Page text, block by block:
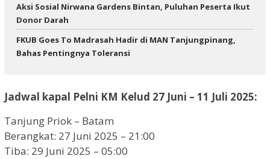
Aksi Sosial Nirwana Gardens Bintan, Puluhan Peserta Ikut
Donor Darah
FKUB Goes To Madrasah Hadir di MAN Tanjungpinang,
Bahas Pentingnya Toleransi
Jadwal kapal Pelni KM Kelud 27 Juni – 11 Juli 2025:
Tanjung Priok – Batam
Berangkat: 27 Juni 2025 – 21:00
Tiba: 29 Juni 2025 – 05:00